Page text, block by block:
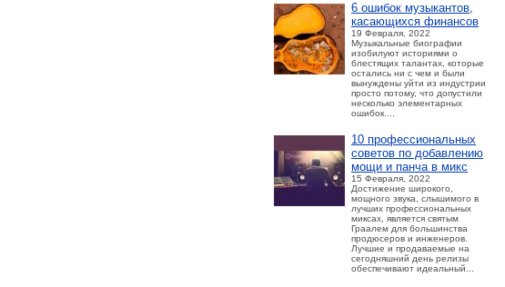
6 ошибок музыкантов,
касающихся финансов
19 Февраля, 2022
Музыкальные биографии
изобилуют историями о
блестящих талантах, которые
остались ни с чем и были
вынуждены уйти из индустрии
просто потому, что допустили
несколько элементарных
ошибок....
10 профессиональных
советов по добавлению
мощи и панча в микс
15 Февраля, 2022
Достижение широкого,
мощного звука, слышимого в
лучших профессиональных
миксах, является святым
Граалем для большинства
продюсеров и инженеров.
Лучшие и продаваемые на
сегодняшний день релизы
обеспечивают идеальный...